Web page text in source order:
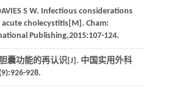
S W. Infectious considerations
cholecystitis[M]. Cham:
Publishing,2015:107-124.
囊功能的再认识[J]. 中国实用外科
928.